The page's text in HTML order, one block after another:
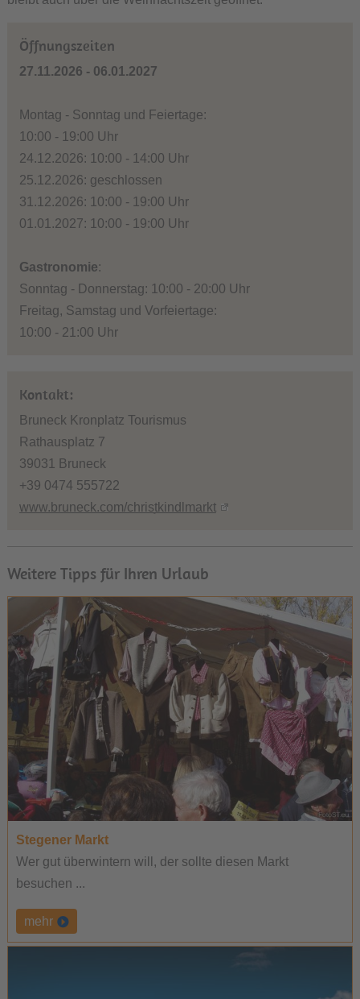
Öffnungszeiten
27.11.2026 - 06.01.2027
Montag - Sonntag und Feiertage:
10:00 - 19:00 Uhr
24.12.2026: 10:00 - 14:00 Uhr
25.12.2026: geschlossen
31.12.2026: 10:00 - 19:00 Uhr
01.01.2027: 10:00 - 19:00 Uhr
Gastronomie:
Sonntag - Donnerstag: 10:00 - 20:00 Uhr
Freitag, Samstag und Vorfeiertage:
10:00 - 21:00 Uhr
Kontakt:
Bruneck Kronplatz Tourismus
Rathausplatz 7
39031 Bruneck
+39 0474 555722
www.bruneck.com/christkindlmarkt
Weitere Tipps für Ihren Urlaub
Stegener Markt
Wer gut überwintern will, der sollte diesen Markt
besuchen ...
mehr